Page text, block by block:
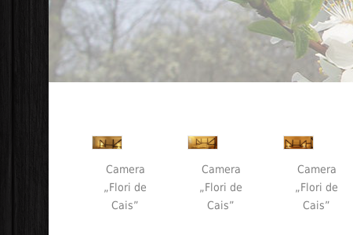
Camera
„Flori de
Cais”
Camera
„Flori de
Cais”
Camera
„Flori de
Cais”